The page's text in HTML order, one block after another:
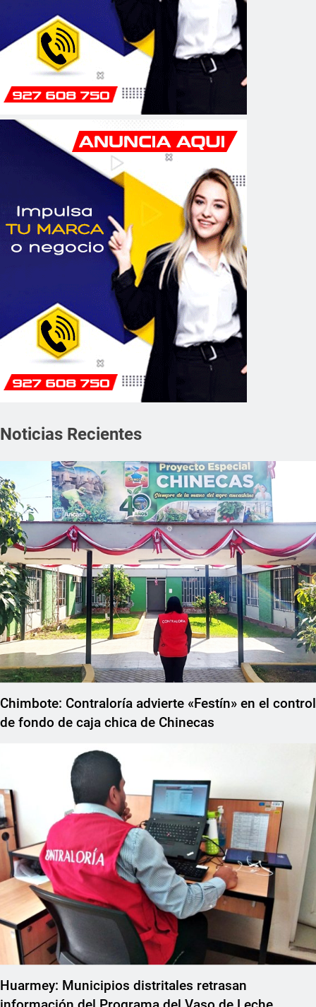
Noticias Recientes
Chimbote: Contraloría advierte «Festín» en el control
de fondo de caja chica de Chinecas
Huarmey: Municipios distritales retrasan